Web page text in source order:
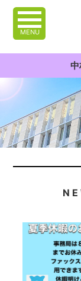
MENU
N E